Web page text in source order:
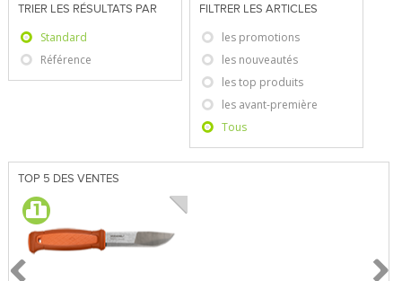
TRIER LES RÉSULTATS PAR
Standard
Référence
FILTRER LES ARTICLES
les promotions
les nouveautés
les top produits
les avant-première
Tous
TOP 5 DES VENTES